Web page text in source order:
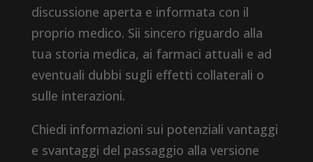
discussione aperta e informata con il
proprio medico. Sii sincero riguardo alla
tua storia medica, ai farmaci attuali e ad
eventuali dubbi sugli effetti collaterali o
sulle interazioni.
Chiedi informazioni sui potenziali vantaggi
e svantaggi del passaggio alla versione